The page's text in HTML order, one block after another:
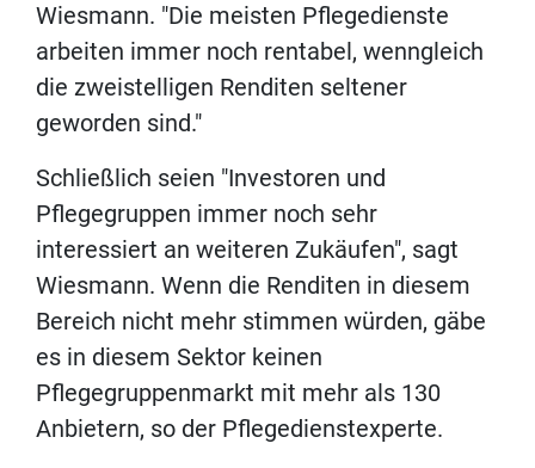
Wiesmann. "Die meisten Pflegedienste
arbeiten immer noch rentabel, wenngleich
die zweistelligen Renditen seltener
geworden sind."
Schließlich seien "Investoren und
Pflegegruppen immer noch sehr
interessiert an weiteren Zukäufen", sagt
Wiesmann. Wenn die Renditen in diesem
Bereich nicht mehr stimmen würden, gäbe
es in diesem Sektor keinen
Pflegegruppenmarkt mit mehr als 130
Anbietern, so der Pflegedienstexperte.